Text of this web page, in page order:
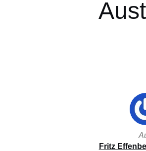
Fritz